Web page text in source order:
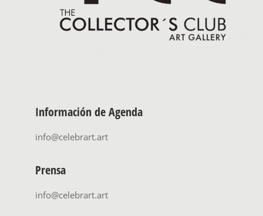
Información de Agenda
info@celebrart.art
Prensa
info@celebrart.art